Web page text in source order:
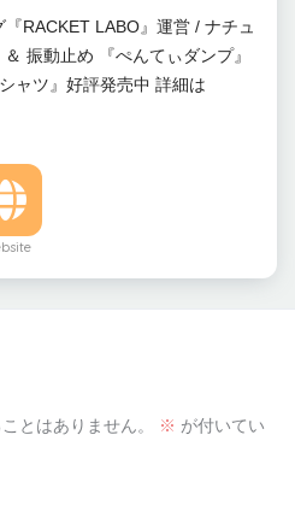
RACKET LABO』運営 / ナチュ
振動止め 『ぺんてぃダンプ』
ャツ』好評発売中 詳細は
とはありません。 ※ が付いてい